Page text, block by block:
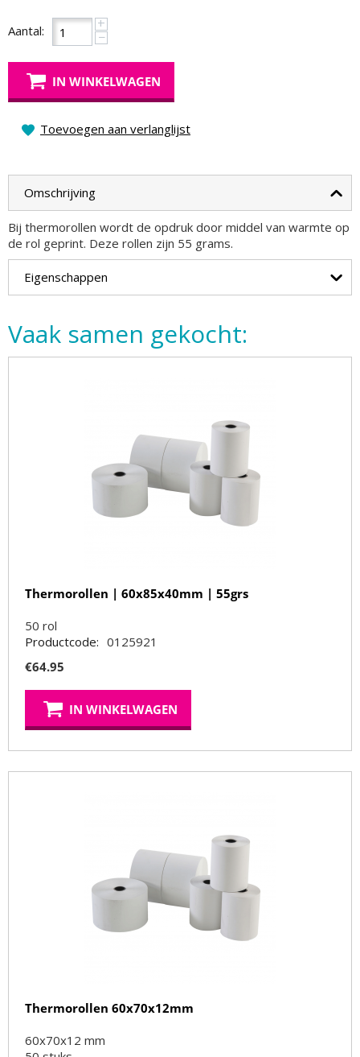
Aantal: +
−
IN WINKELWAGEN
Toevoegen aan verlanglijst
Omschrijving
Bij thermorollen wordt de opdruk door middel van warmte op
de rol geprint. Deze rollen zijn 55 grams.
Eigenschappen
Vaak samen gekocht:
Thermorollen | 60x85x40mm | 55grs
50 rol
Productcode: 0125921
€64.95
IN WINKELWAGEN
Thermorollen 60x70x12mm
60x70x12 mm